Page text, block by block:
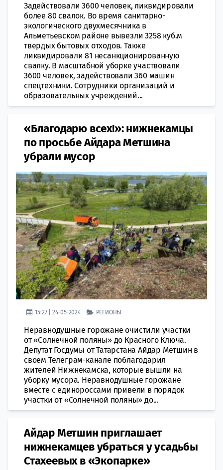
Задействовали 3600 человек, ликвидировали
более 80 свалок. Во время санитарно-
экологического двухмесячника в
Альметьевском районе вывезли 3258 куб.м
твердых бытовых отходов. Также
ликвидировали 81 несанкционированную
свалку. В масштабной уборке участвовали
3600 человек, задействовали 360 машин
спецтехники. Сотрудники организаций и
образовательных учреждений...
«Благодарю всех!»: нижнекамцы
по просьбе Айдара Метшина
убрали мусор
15:27 | 24-05-2024 РЕГИОНЫ
Неравнодушные горожане очистили участки
от «Солнечной поляны» до Красного Ключа.
Депутат Госдумы от Татарстана Айдар Метшин в
своем Телеграм-канале поблагодарил
жителей Нижнекамска, которые вышли на
уборку мусора. Неравнодушные горожане
вместе с единороссами привели в порядок
участки от «Солнечной поляны» до...
Айдар Метшин приглашает
нижнекамцев убраться у усадьбы
Стахеевых в «Экопарке»